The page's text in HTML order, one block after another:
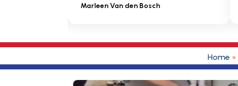
Michiel Uitdenbongerd
Home »